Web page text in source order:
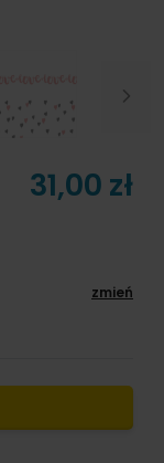
Next
31,00 zł
zmień